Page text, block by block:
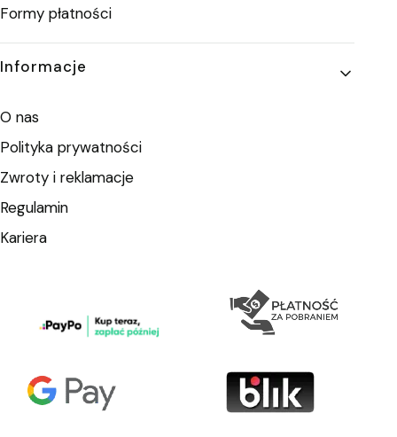
Formy płatności
Informacje
O nas
Polityka prywatności
Zwroty i reklamacje
Regulamin
Kariera